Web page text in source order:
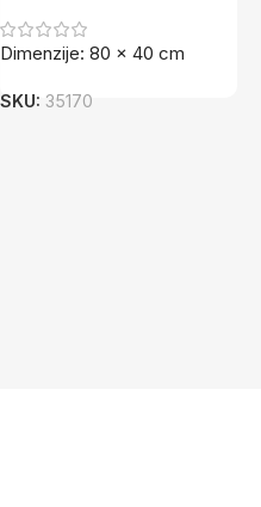
Dimenzije: 80 x 40 cm
SKU: 35170